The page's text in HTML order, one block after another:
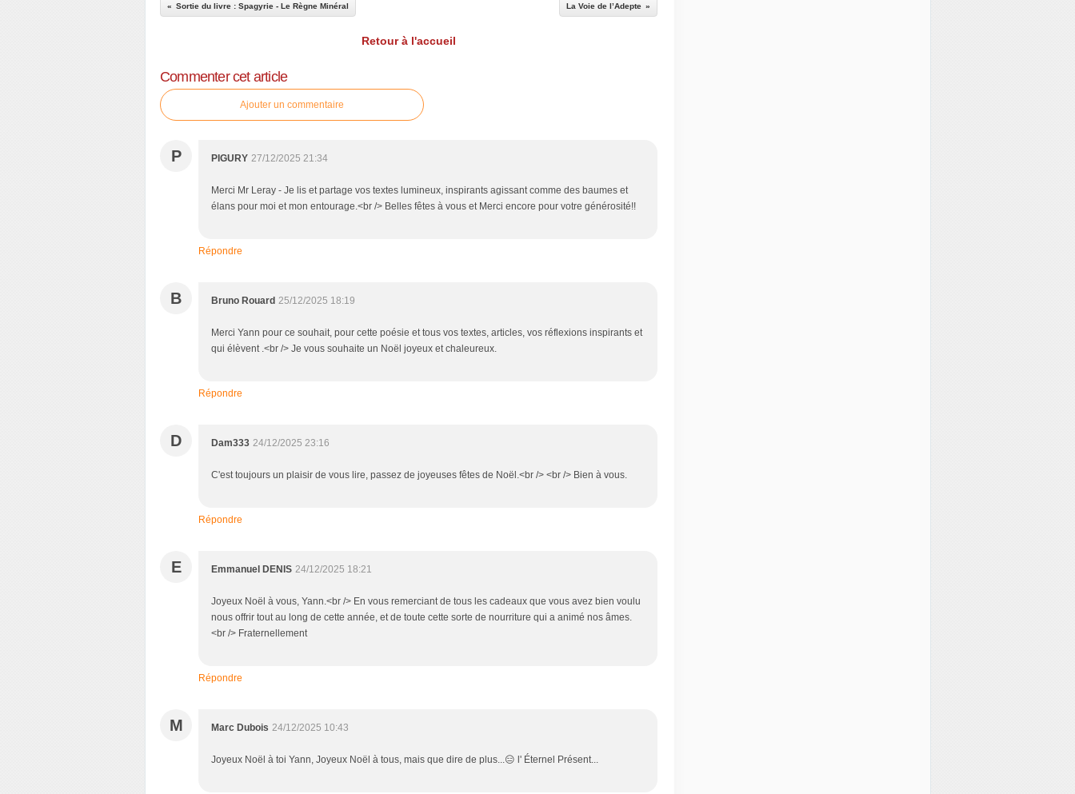
Sortie du livre : Spagyrie - Le Règne Minéral La Voie de l’Adepte
Retour à l'accueil
Commenter cet article
Ajouter un commentaire
P PIGURY 27/12/2025 21:34
Merci Mr Leray - Je lis et partage vos textes lumineux, inspirants agissant comme des baumes et
élans pour moi et mon entourage.<br /> Belles fêtes à vous et Merci encore pour votre générosité!!
Répondre
B Bruno Rouard 25/12/2025 18:19
Merci Yann pour ce souhait, pour cette poésie et tous vos textes, articles, vos réflexions inspirants et
qui élèvent .<br /> Je vous souhaite un Noël joyeux et chaleureux.
Répondre
D Dam333 24/12/2025 23:16
C'est toujours un plaisir de vous lire, passez de joyeuses fêtes de Noël.<br /> <br /> Bien à vous.
Répondre
E Emmanuel DENIS 24/12/2025 18:21
Joyeux Noël à vous, Yann.<br /> En vous remerciant de tous les cadeaux que vous avez bien voulu
nous offrir tout au long de cette année, et de toute cette sorte de nourriture qui a animé nos âmes.
<br /> Fraternellement
Répondre
M Marc Dubois 24/12/2025 10:43
Joyeux Noël à toi Yann, Joyeux Noël à tous, mais que dire de plus...😑 l' Éternel Présent...